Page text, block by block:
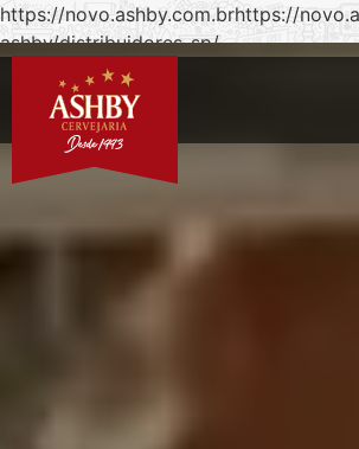
https://novo.ashby.com.brhttps://
ashby/distribuidores-sp/